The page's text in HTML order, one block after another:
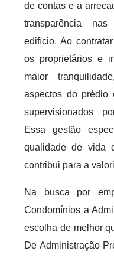
de contas e a
transparência
edifício. Ao
os proprietários e
maior
aspectos do prédio
supervisionados
Essa gestão
qualidade de vida
contribui para a
Na busca por
Condomínios a
escolha de melhor
De Administração